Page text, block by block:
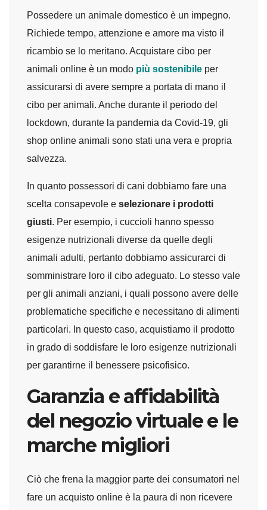
Possedere un animale domestico è un impegno.
Richiede tempo, attenzione e amore ma visto il
ricambio se lo meritano. Acquistare cibo per
animali online è un modo più sostenibile per
assicurarsi di avere sempre a portata di mano il
cibo per animali. Anche durante il periodo del
lockdown, durante la pandemia da Covid-19, gli
shop online animali sono stati una vera e propria
salvezza.
In quanto possessori di cani dobbiamo fare una
scelta consapevole e selezionare i prodotti
giusti. Per esempio, i cuccioli hanno spesso
esigenze nutrizionali diverse da quelle degli
animali adulti, pertanto dobbiamo assicurarci di
somministrare loro il cibo adeguato. Lo stesso vale
per gli animali anziani, i quali possono avere delle
problematiche specifiche e necessitano di alimenti
particolari. In questo caso, acquistiamo il prodotto
in grado di soddisfare le loro esigenze nutrizionali
per garantirne il benessere psicofisico.
Garanzia e affidabilità
del negozio virtuale e le
marche migliori
Ciò che frena la maggior parte dei consumatori nel
fare un acquisto online è la paura di non ricevere